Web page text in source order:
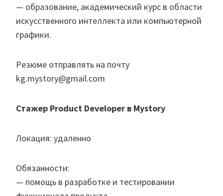
— образование, академический курс в области
искусственного интеллекта или компьютерной
графики.
Резюме отправлять на почту
kg.mystory@gmail.com
Стажер Product Developer в Mystory
Локация: удаленно
Обязанности:
— помощь в разработке и тестировании